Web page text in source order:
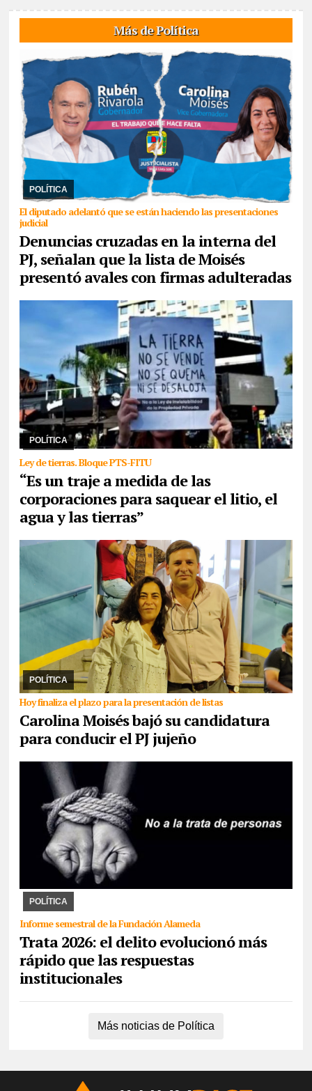
Más de Política
POLÍTICA
El diputado adelantó que se están haciendo las presentaciones
judicial
Denuncias cruzadas en la interna del
PJ, señalan que la lista de Moisés
presentó avales con firmas adulteradas
06/08/2026
En conferencia de prensa, Rubén Rivarola trató a la
sampedreña de “delincuente” y señaló que en una reunión que
mantuvo Jenefes y ella, Moisés le adv ...
POLÍTICA
Ley de tierras. Bloque PTS-FITU
“Es un traje a medida de las
corporaciones para saquear el litio, el
agua y las tierras”
06/08/2026 Frenar la agenda de ajuste, unir en un encuentro de
bases su fuerza con las comunidades originarias, los trabajadores
y la juventud para pelear por e ...
POLÍTICA
Hoy finaliza el plazo para la presentación de listas
Carolina Moisés bajó su candidatura
para conducir el PJ jujeño
30/07/2026
Aunque señaló que la unidad “como criterio mínimo
no es suficiente”, la senadora propuso una lista repartida entre el
rivarolismo, Jenefes y ella com ...
POLÍTICA
Informe semestral de la Fundación Alameda
Trata 2026: el delito evolucionó más
rápido que las respuestas
institucionales
30/07/2026 La ONU impulsa desde 2014 el 30 de julio día para
crear conciencia y proteger los derechos de las víctimas. La
Fundación Alameda combate el delito y ...
Más noticias de Política